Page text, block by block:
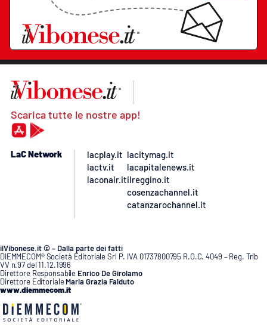
Scarica tutte le nostre app!
LaC Network
lacplay.it
lactv.it
laconair.it
lacitymag.it
lacapitalenews.it
ilreggino.it
cosenzachannel.it
catanzarochannel.it
ilVibonese.it © – Dalla parte dei fatti
DIEMMECOM® Società Editoriale Srl P. IVA 01737800795 R.O.C. 4049 – Reg. Trib
VV n.97 del 11.12.1996
Direttore Responsabile Enrico De Girolamo
Direttore Editoriale Maria Grazia Falduto
www.diemmecom.it